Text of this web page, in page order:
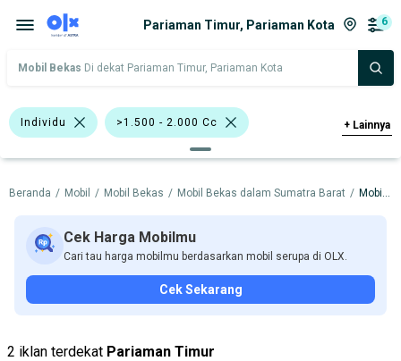
Pariaman Timur, Pariaman Kota 6
Mobil Bekas Di dekat Pariaman Timur, Pariaman Kota
Individu >1.500 - 2.000 Cc
Silver MPV Sedan
Honda Civic Honda Toyota
Harga Merek Dan Model
+ Lainnya
Beranda / Mobil / Mobil Bekas / Mobil Bekas dalam Sumatra Barat / Mobil Bekas dalam Pariaman Kota
Cek Harga Mobilmu
Cari tau harga mobilmu berdasarkan mobil serupa di OLX.
Cek Sekarang
2 iklan terdekat Pariaman Timur